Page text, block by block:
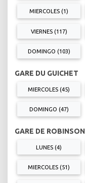
MIERCOLES (1)
VIERNES (117)
DOMINGO (103)
GARE DU GUICHET
MIERCOLES (45)
DOMINGO (47)
GARE DE ROBINSON
LUNES (4)
MIERCOLES (51)